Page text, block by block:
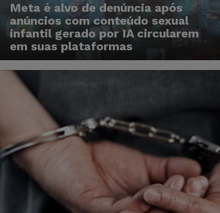
Meta é alvo de denúncia após
anúncios com conteúdo sexual
infantil gerado por IA circularem
em suas plataformas